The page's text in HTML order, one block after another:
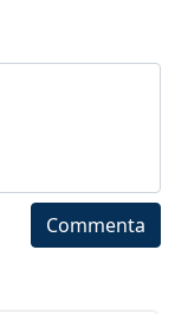
Commenta